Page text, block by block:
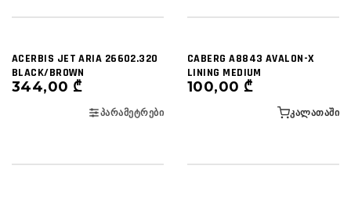
ACERBIS JET ARIA 26602.320
BLACK/BROWN
344,00 ₾
ᲞᲐᲠᲐᲛᲔᲢᲠᲔᲑᲘ
CABERG A8843 AVALON-X
LINING MEDIUM
100,00 ₾
ᲙᲐᲚᲐᲗᲐᲨᲘ